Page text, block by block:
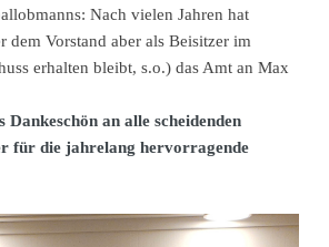
Nach vielen Jahren hat
dem Vorstand aber als Beisitzer im
erhalten bleibt, s.o.) das Amt an Max
Dankeschön an alle scheidenden
für die jahrelang hervorragende